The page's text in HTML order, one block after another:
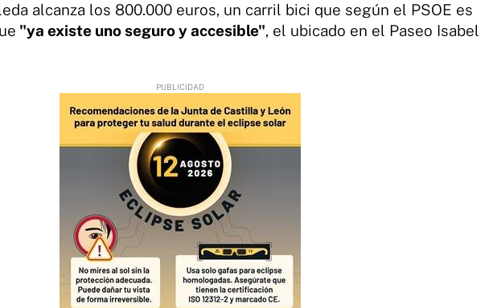
alcanza los 800.000 euros, un carril bici que según el PSOE es
"ya existe uno seguro y accesible", el ubicado en el Paseo Isabel